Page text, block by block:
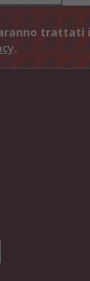
trattati
.